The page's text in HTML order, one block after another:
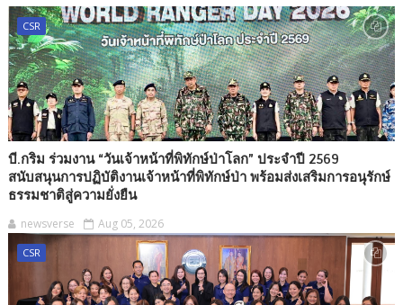
CSR
บี.กริม ร่วมงาน “วันเจ้าหน้าที่พิทักษ์ป่าโลก” ประจำปี 2569
สนับสนุนการปฏิบัติงานเจ้าหน้าที่พิทักษ์ป่า พร้อมส่งเสริมการอนุรักษ์
ธรรมชาติสู่ความยั่งยืน
newsverse Aug 05, 2026
CSR